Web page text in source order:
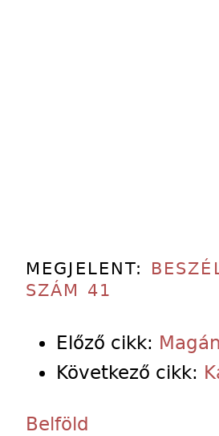
MEGJELENT:
SZÁM 41
Előző cikk:
Következő cikk:
Belföld